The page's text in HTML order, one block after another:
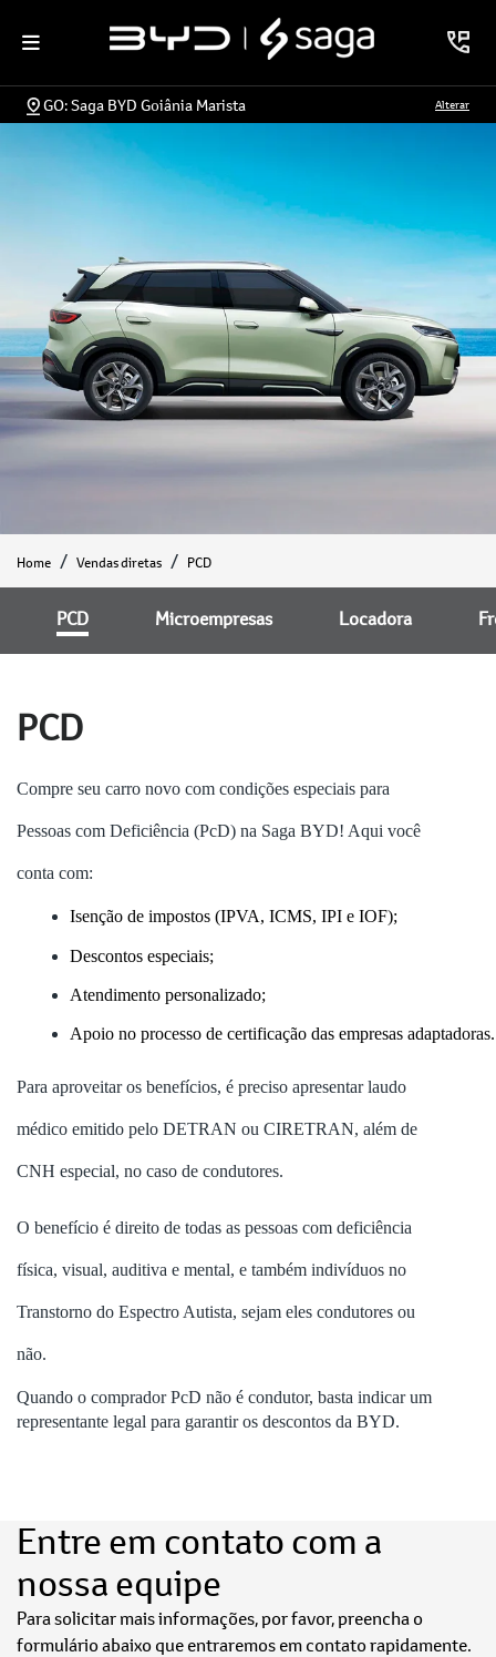
GO: Saga BYD Goiânia Marista Alterar
Home Vendas diretas PCD
Microempresas
PCD Locadora
PCD
Compre seu carro novo com condições especiais para
Pessoas com Deficiência (PcD) na Saga BYD! Aqui você
conta com:
Isenção de impostos (IPVA, ICMS, IPI e IOF);
Descontos especiais;
Atendimento personalizado;
Apoio no processo de certificação das empresas adaptadoras.
Para aproveitar os benefícios, é preciso apresentar laudo
médico emitido pelo DETRAN ou CIRETRAN, além de
CNH especial, no caso de condutores.
O benefício é direito de todas as pessoas com deficiência
física, visual, auditiva e mental, e também indivíduos no
Transtorno do Espectro Autista, sejam eles condutores ou
não.
Quando o comprador PcD não é condutor, basta indicar um
representante legal para garantir os descontos da BYD.
Entre em contato com a
nossa equipe
Para solicitar mais informações, por favor, preencha o
formulário abaixo que entraremos em contato rapidamente.